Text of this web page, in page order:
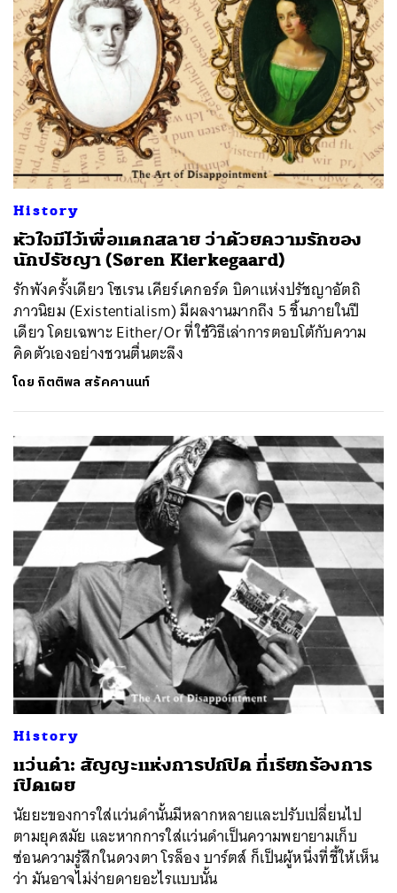
History
หัวใจมีไว้เพื่อแตกสลาย ว่าด้วยความรักของ
นักปรัชญา (Søren Kierkegaard)
รักพังครั้งเดียว โซเรน เคียร์เคกอร์ด บิดาแห่งปรัชญาอัตถิ
ภาวนิยม (Existentialism) มีผลงานมากถึง 5 ชิ้นภายในปี
เดียว โดยเฉพาะ Either/Or ที่ใช้วิธีเล่าการตอบโต้กับความ
คิดตัวเองอย่างชวนตื่นตะลึง
โดย กิตติพล สรัคคานนท์
History
แว่นดำ: สัญญะแห่งการปกปิด ที่เรียกร้องการ
เปิดเผย
นัยยะของการใส่แว่นดำนั้นมีหลากหลายและปรับเปลี่ยนไป
ตามยุคสมัย และหากการใส่แว่นดำเป็นความพยายามเก็บ
ซ่อนความรู้สึกในดวงตา โรล็อง บาร์ตส์ ก็เป็นผู้หนึ่งที่ชี้ให้เห็น
ว่า มันอาจไม่ง่ายดายอะไรแบบนั้น